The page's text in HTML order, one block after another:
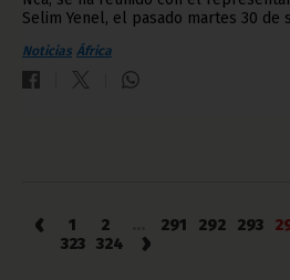
Selim Yenel, el pasado martes 30 de
Noticias África
‹ 1 2 291 292 293
323 324 ›